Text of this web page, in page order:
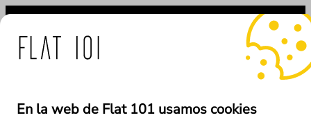
En la web de Flat 101 usamos cookies
Saltar
contenido
101 ante el uso